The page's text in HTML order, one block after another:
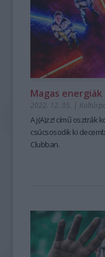
Magas
2022. 12. 05. |
A j(A)zz! című osztrák
csúcsosodik ki
Clubban.